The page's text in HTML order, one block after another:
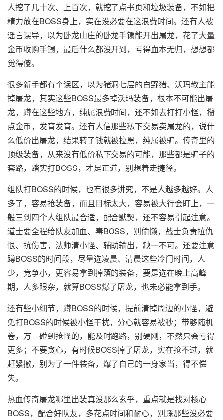
人挖了几十次、上百次，就挖了点书页和垃圾装备，不如把
精力放在BOSS身上，实在没必要在这浪费时间。还有人被
谣言误导，以为卧龙山庄的卧龙手镯能开出屠龙，花了大量
金币收购手镯，最后什么都没开到，亏得血本无归，想想都
觉得傻。
很多新手都有个误区，以为猪洞七层的白野猪、沃玛教主能
掉屠龙，其实这些BOSS最多掉沃玛装备，根本不可能出屠
龙，蹲在这些地方，纯属浪费时间，还不如去打打小怪，攒
点金币，发育发育。还有人信那些私下交易卖屠龙的，说什
么低价出屠龙，结果转了钱就被拉黑，纯属被骗。传奇里的
顶级装备，从来没有低价私下交易的可能，那些都是骗子的
套路，踏实打BOSS，才是正道，别想着走捷径。
组队打BOSS的时候，也有很多讲究，不是人越多越好。人
多了，容易抢装备，而且目标太大，容易被大行会盯上，一
般三到四个人组队最合适，配合默契，还不容易引起注意。
道士要全程给队友加血、毒BOSS，别偷懒，战士负责拉仇
恨、抗伤害，法师清小怪、辅助输出，缺一不可。还要注意
蹲BOSS的时间段，尽量选凌晨、清晨这些冷门时间，人
少，竞争小，更容易拿到掉落的装备，要是选在晚上高峰
期，人多眼杂，就算BOSS爆了屠龙，也未必能拿到手。
还有些小细节，蹲BOSS的时候，提前清掉周边的小怪，避
免打BOSS的时候被小怪干扰，分心就容易被秒；带够随机
卷，万一碰到抢怪的，能及时跑路，别硬刚，不然只会亏得
更多；不要贪心，有时候BOSS掉了屠龙，实在抢不过，就
赶紧撤，别为了一件装备，爆了自己的一身家当，得不偿
失。
热血传奇屠龙哪里出装真没那么玄乎，重点就是找对核心
BOSS，配合好队友，多花点时间和耐心，别踩那些没必要